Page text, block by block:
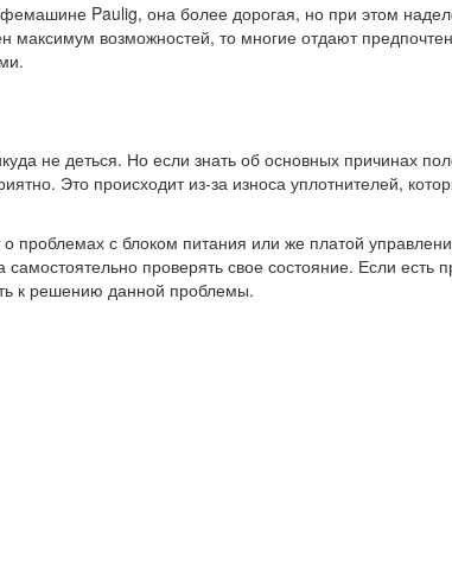
Paulig, она более дорогая, но при этом
возможностей, то многие отдают
не деться. Но если знать об основных причинах
Это происходит из-за износа уплотнителей,
проблемах с блоком питания или же платой
проверять свое состояние. Если
к решению данной проблемы.